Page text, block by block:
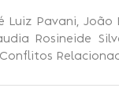
Luiz Pavani,
Rosineide